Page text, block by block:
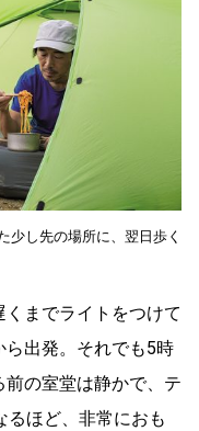
少し先の場所に、翌日歩く
までライトをつけて
出発。それでも5時
の室堂は静かで、テ
るほど、非常におも